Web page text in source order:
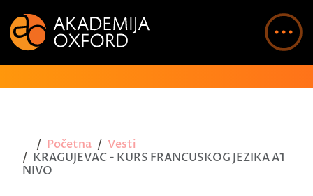
Početna
Vesti
KRAGUJEVAC - KURS FRANCUSKOG JEZIKA A1
NIVO